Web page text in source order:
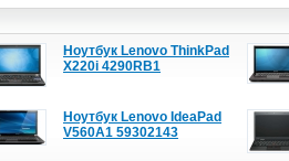
Ноутбук Lenovo ThinkPad
X220i 4290RB1
Ноутбук Lenovo IdeaPad
V560A1 59302143